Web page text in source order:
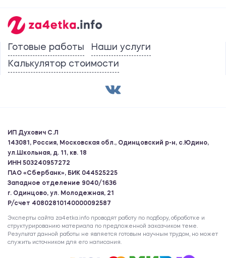
Готовые работы
Наши услуги
Калькулятор стоимости
ИП Духович С.Л
143081, Россия, Московская обл., Одинцовский р-н, с.Юдино,
ул.Школьная, д. 11, кв. 18
ИНН 503240957272
ПАО «Сбербанк», БИК 044525225
Западное отделение 9040/1636
г. Одинцово, ул. Молодежная, 21
Р/счет 40802810140000092587
Эксперты сайта za4etka.info проводят работу по подбору, обработке и
структурированию материала по предложенной заказчиком теме.
Результат данной работы не является готовым научным трудом, но может
служить источником для его написания.